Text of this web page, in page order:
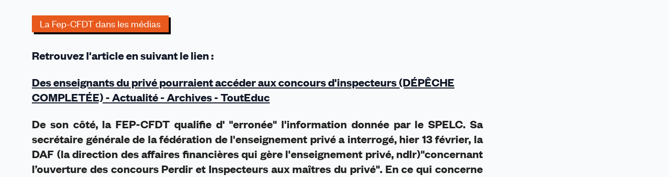
d'inspecteurs
(rectification
la
suite
à
information
erronée
du
SPELC)
La Fep-CFDT dans les médias
Retrouvez l'article en suivant le lien :
Des enseignants du privé pourraient accéder aux concours d'inspecteurs (DÉPÊCHE
COMPLETÉE) - Actualité - Archives - ToutEduc
De son côté, la FEP-CFDT qualifie d' "erronée" l'information donnée par le SPELC. Sa
secrétaire générale de la fédération de l'enseignement privé a interrogé, hier 13 février, la
DAF (la direction des affaires financières qui gère l'enseignement privé, ndlr)"concernant
l’ouverture des concours Perdir et Inspecteurs aux maîtres du privé". En ce qui concerne